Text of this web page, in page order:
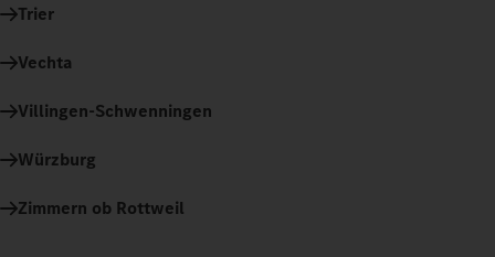
Trier
Vechta
Villingen-Schwenningen
Würzburg
Zimmern ob Rottweil